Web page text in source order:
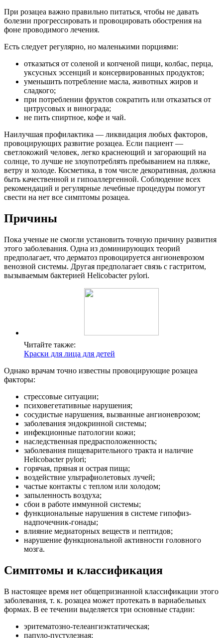
При розацеа важно правильно питаться, чтобы не давать
болезни прогрессировать и провоцировать обострения на
фоне проводимого лечения.
Есть следует регулярно, но маленькими порциями:
отказаться от соленой и копченой пищи, колбас, перца,
уксусных эссенций и консервированных продуктов;
уменьшить потребление масла, животных жиров и
сладкого;
при потреблении фруктов сократить или отказаться от
цитрусовых и винограда;
не пить спиртное, кофе и чай.
Наилучшая профилактика — ликвидация любых факторов,
провоцирующих развитие розацеа. Если пациент —
светлокожий человек, легко краснеющий и загорающий на
солнце, то лучше не злоупотреблять пребыванием на пляже,
ветру и холоде. Косметика, в том числе декоративная, должна
быть качественной и гипоаллергенной. Соблюдение всех
рекомендаций и регулярные лечебные процедуры помогут
свести на нет все симптомы розацеа.
Причины
Пока ученые не смогли установить точную причину развития
этого заболевания. Одна из доминирующих теорий
предполагает, что дерматоз провоцируется ангионеврозом
венозной системы. Другая предполагает связь с гастритом,
вызываемым бактерией Нelicobacter pylori.
Читайте также:
Краски для лица для детей
Однако врачам точно известны провоцирующие розацеа
факторы:
стрессовые ситуации;
психовегетативные нарушения;
сосудистые нарушения, вызванные ангионеврозом;
заболевания эндокринной системы;
инфекционные патологии кожи;
наследственная предрасположенность;
заболевания пищеварительного тракта и наличие
Нelicobacter pylori;
горячая, пряная и острая пища;
воздействие ультрафиолетовых лучей;
частые контакты с теплом или холодом;
запыленность воздуха;
сбои в работе иммунной системы;
функциональные нарушения в системе гипофиз-
надпочечник-гонады;
влияние медиаторных веществ и пептидов;
нарушение функциональной активности головного
мозга.
Симптомы и классификация
В настоящее время нет общепризнанной классификации этого
заболевания, т. к. розацеа может протекать в вариабельных
формах. В ее течении выделяется три основные стадии:
эритематозно-телеангиэктатическая;
папуло-пустулезная;